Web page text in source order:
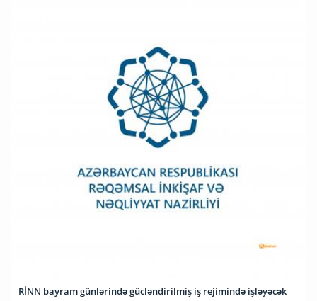
RİNN bayram günlərində gücləndirilmiş iş rejimində işləyəcək